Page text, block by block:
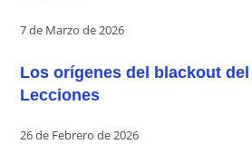
7 de Marzo de 2026
Los orígenes del blackout
Lecciones
26 de Febrero de 2026